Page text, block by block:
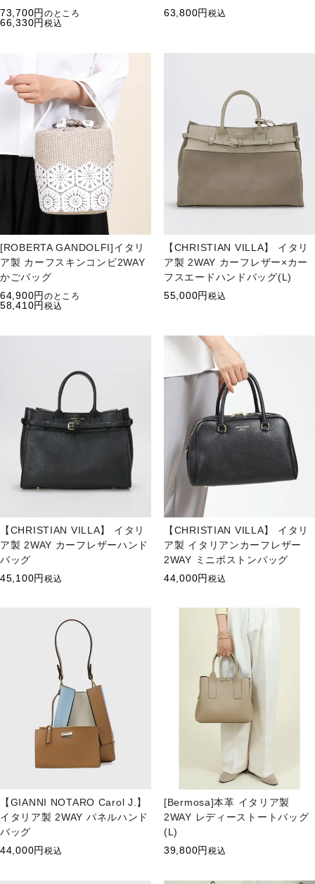
73,700 のところ
66,330 税込
63,800 税込
[ROBERTA GANDOLFI]イタリ
ア製 カーフスキンコンビ2WAY
かごバッグ
64,900
のところ
58,410 税込
【CHRISTIAN VILLA】 イタリ
ア製 2WAY カーフレザー×カー
フスエードハンドバッグ(L)
55,000
税込
【CHRISTIAN VILLA】 イタリ
ア製 2WAY カーフレザーハンド
バッグ
45,100
税込
【CHRISTIAN VILLA】 イタリ
ア製 イタリアンカーフレザー
2WAY ミニボストンバッグ
44,000
税込
【GIANNI NOTARO Carol J.】
イタリア製 2WAY パネルハンド
バッグ
44,000
税込
[Bermosa]本革 イタリア製
2WAY レディーストートバッグ
(L)
39,800
税込